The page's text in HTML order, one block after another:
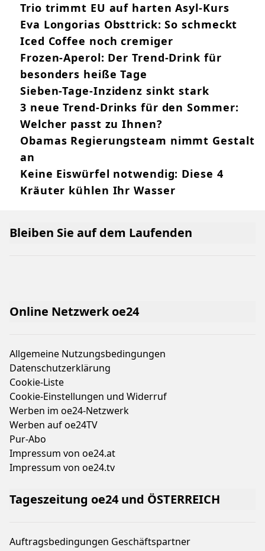
Trio trimmt EU auf harten Asyl-Kurs
Eva Longorias Obsttrick: So schmeckt
Iced Coffee noch cremiger
Frozen-Aperol: Der Trend-Drink für
besonders heiße Tage
Sieben-Tage-Inzidenz sinkt stark
3 neue Trend-Drinks für den Sommer:
Welcher passt zu Ihnen?
Obamas Regierungsteam nimmt Gestalt
an
Keine Eiswürfel notwendig: Diese 4
Kräuter kühlen Ihr Wasser
Online Netzwerk oe24
Allgemeine Nutzungsbedingungen
Datenschutzerklärung
Cookie-Liste
Cookie-Einstellungen und Widerruf
Werben im oe24-Netzwerk
Werben auf oe24TV
Pur-Abo
Impressum von oe24.at
Impressum von oe24.tv
Tageszeitung oe24 und ÖSTERREICH
Auftragsbedingungen Geschäftspartner
Bleiben Sie auf dem Laufenden